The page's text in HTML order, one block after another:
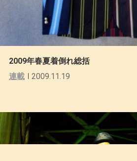
2009年春夏着倒れ総括
連載
2009.11.19